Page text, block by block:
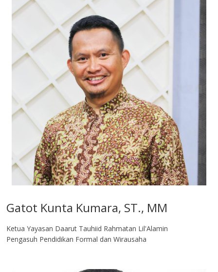
Gatot Kunta Kumara, ST., MM
Ketua Yayasan Daarut Tauhiid Rahmatan Lil'Alamin
Pengasuh Pendidikan Formal dan Wirausaha